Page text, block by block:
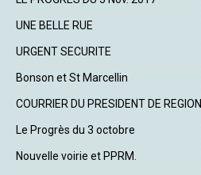
UNE BELLE RUE
URGENT SECURITE
Bonson et St Marcellin
COURRIER DU PRESIDENT DE REGION
Le Progrès du 3 octobre
Nouvelle voirie et PPRM.